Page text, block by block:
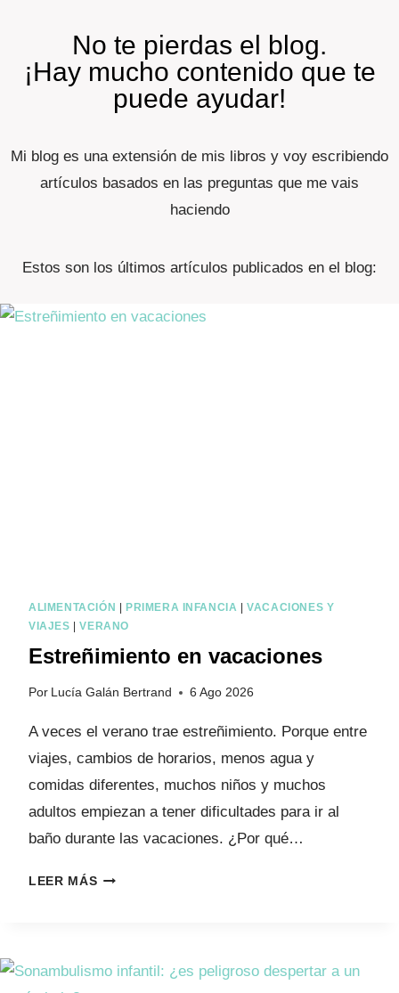
No te pierdas el blog.
¡Hay mucho contenido que te
puede ayudar!
Mi blog es una extensión de mis libros y voy escribiendo
artículos basados en las preguntas que me vais
haciendo
Estos son los últimos artículos publicados en el blog:
ALIMENTACIÓN | PRIMERA INFANCIA |VACACIONES Y
VIAJES |VERANO
Estreñimiento en vacaciones
Por Lucía Galán Bertrand 6 Ago 2026
A veces el verano trae estreñimiento. Porque entre
viajes, cambios de horarios, menos agua y
comidas diferentes, muchos niños y muchos
adultos empiezan a tener dificultades para ir al
baño durante las vacaciones. ¿Por qué…
LEER MÁSE